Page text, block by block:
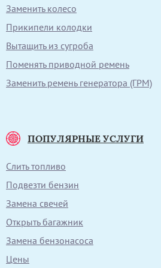
Заменить колесо
Прикипели колодки
Вытащить из сугроба
Поменять приводной ремень
Заменить ремень генератора (ГРМ)
ПОПУЛЯРНЫЕ УСЛУГИ
Слить топливо
Подвезти бензин
Замена свечей
Открыть багажник
Замена бензонасоса
Цены